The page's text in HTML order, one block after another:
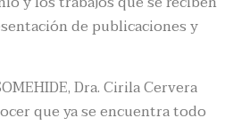
de publicaciones y
Dra. Cirila Cervera
que ya se encuentra todo